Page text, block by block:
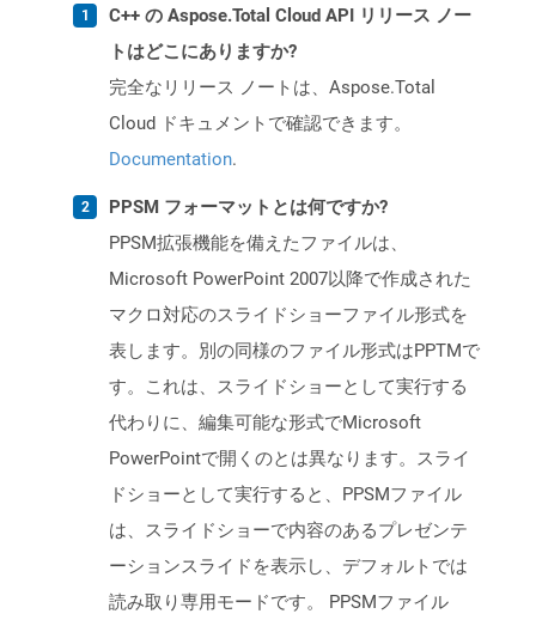
C++ の Aspose.Total Cloud API リリース ノー
トはどこにありますか?
完全なリリース ノートは、Aspose.Total
Cloud ドキュメントで確認できます。
Documentation.
PPSM フォーマットとは何ですか?
PPSM拡張機能を備えたファイルは、
Microsoft PowerPoint 2007以降で作成された
マクロ対応のスライドショーファイル形式を
表します。別の同様のファイル形式はPPTMで
す。これは、スライドショーとして実行する
代わりに、編集可能な形式でMicrosoft
PowerPointで開くのとは異なります。スライ
ドショーとして実行すると、PPSMファイル
は、スライドショーで内容のあるプレゼンテ
ーションスライドを表示し、デフォルトでは
読み取り専用モードです。 PPSMファイル